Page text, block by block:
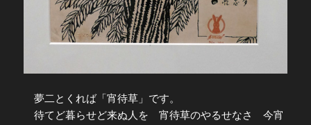
夢二とくれば「宵待草」です。
待てど暮らせど来ぬ人を 宵待草のやるせなさ 今宵